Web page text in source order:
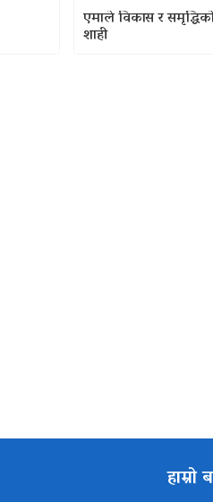
एमाले विकास र
शाही
हाम्रो